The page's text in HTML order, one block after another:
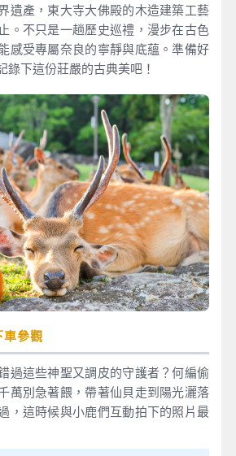
遺產，東大寺大佛殿的木造建築工藝
。不只是一趟歷史巡禮，漫步在古色
感受專屬奈良的寧靜與底蘊。準備好
錄下這份莊嚴的古典美吧！
參觀
過這些神聖又調皮的守護者？何編偷
萬別急著餵，帶著仙貝走到陽光灑落
，這時候與小鹿們互動拍下的照片最